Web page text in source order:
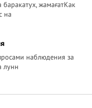
баракатух, жамағатКак
на
наблюдения за
лунн